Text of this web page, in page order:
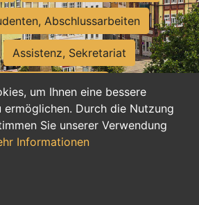
um Ihnen eine bessere
Durch die Nutzung
Sie unserer Verwendung
Informationen
Abschlussarbeiten
Assistenz, Sekretariat
und Nebenjobs
Materialwirtschaft
duale Ausbildung